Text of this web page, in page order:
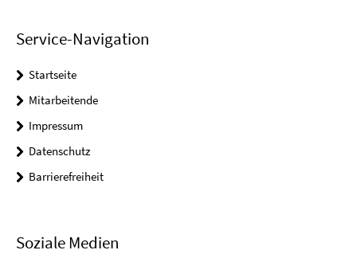
Service-Navigation
Startseite
Mitarbeitende
Impressum
Datenschutz
Barrierefreiheit
Soziale Medien